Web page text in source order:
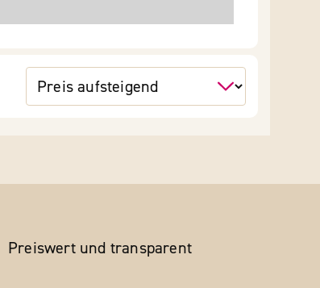
Preiswert und transparent